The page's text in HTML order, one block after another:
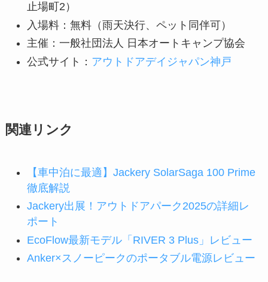
止場町2）
入場料：無料（雨天決行、ペット同伴可）
主催：一般社団法人 日本オートキャンプ協会
公式サイト： アウトドアデイジャパン神戸
関連リンク
【車中泊に最適】Jackery SolarSaga 100 Prime
徹底解説
Jackery出展！アウトドアパーク2025の詳細レ
ポート
EcoFlow最新モデル「RIVER 3 Plus」レビュー
Anker×スノーピークのポータブル電源レビュー